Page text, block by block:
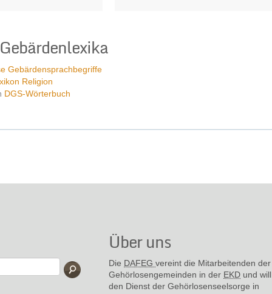
Gebärdensprachbegriffe
Religion
DGS-Wörterbuch
Über uns
Die DAFEG vereint die Mitarbeitenden der
Gehör­losen­gemeinden in der EKD und will
den Dienst der Gehör­losen­seel­sorge in